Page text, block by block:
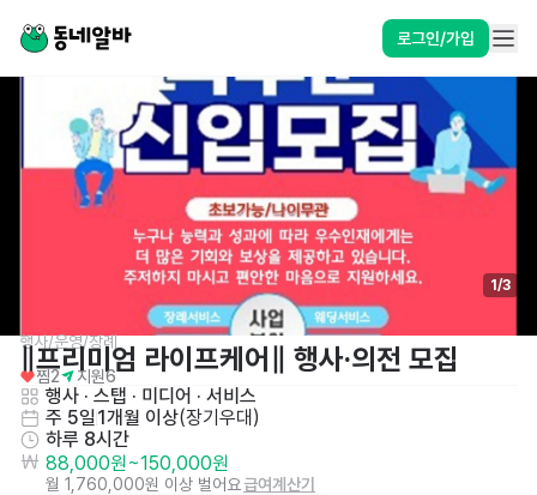
로그인/가입
1/3
행사/운영/장례
∥프리미엄 라이프케어∥ 행사·의전 모집
찜2 지원6
행사 · 스탭 · 미디어 · 서비스
주 5일1개월 이상(장기우대 )
하루 8시간
88,000원~150,000원
월 1,760,000원 이상 벌어요급여계산기